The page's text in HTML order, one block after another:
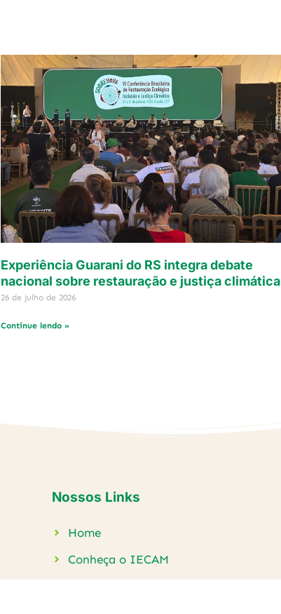
Experiência Guarani do RS integra debate
nacional sobre restauração e justiça climática
26 de julho de 2026
Continue lendo »
Nossos Links
Home
Conheça o IECAM